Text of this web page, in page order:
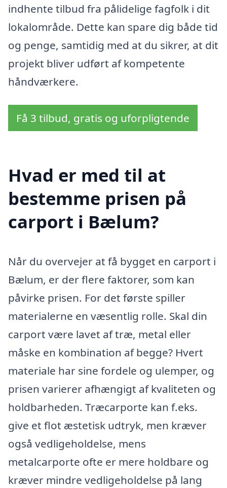
indhente tilbud fra pålidelige fagfolk i dit
lokalområde. Dette kan spare dig både tid
og penge, samtidig med at du sikrer, at dit
projekt bliver udført af kompetente
håndværkere.
Få 3 tilbud, gratis og uforpligtende
Hvad er med til at
bestemme prisen på
carport i Bælum?
Når du overvejer at få bygget en carport i
Bælum, er der flere faktorer, som kan
påvirke prisen. For det første spiller
materialerne en væsentlig rolle. Skal din
carport være lavet af træ, metal eller
måske en kombination af begge? Hvert
materiale har sine fordele og ulemper, og
prisen varierer afhængigt af kvaliteten og
holdbarheden. Træcarporte kan f.eks.
give et flot æstetisk udtryk, men kræver
også vedligeholdelse, mens
metalcarporte ofte er mere holdbare og
kræver mindre vedligeholdelse på lang